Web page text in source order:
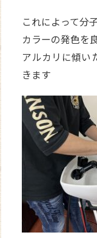
これによって分
カラーの発色を
アルカリに傾い
きます